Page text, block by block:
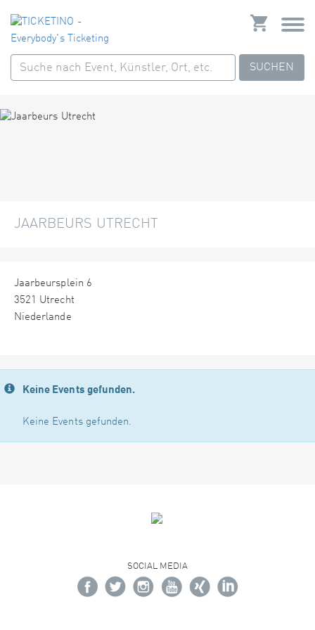
SUCHEN
JAARBEURS UTRECHT
Jaarbeursplein 6
3521 Utrecht
Niederlande
Keine Events gefunden.
Keine Events gefunden.
SOCIAL MEDIA